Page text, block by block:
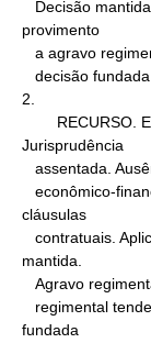
provimento
2.
Jurisprudência
cláusulas
mantida.
fundada